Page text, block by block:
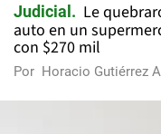
Judicial
Le
auto en un
con $270 mil
Por Horacio Gutiérrez